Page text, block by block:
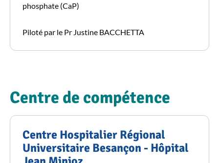
phosphate (CaP)
Piloté par le Pr Justine BACCHETTA
Centre de compétence
Centre Hospitalier Régional
Universitaire Besançon - Hôpital